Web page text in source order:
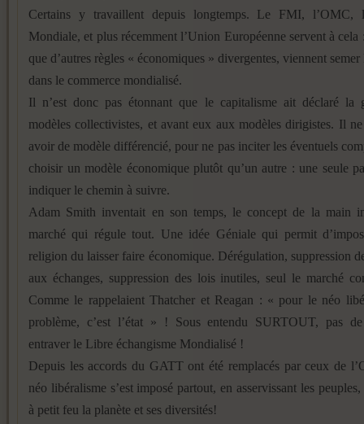
Certains y travaillent depuis longtemps. Le FMI, l’OMC,
Mondiale, et plus récemment l’Union Européenne servent à cela
que d’autres règles « économiques » divergentes, viennent
dans le commerce mondialisé.
Il n’est donc pas étonnant que le capitalisme ait déclaré la
modèles collectivistes, et avant eux aux modèles dirigistes. Il
avoir de modèle différencié, pour ne pas inciter les éventuels
choisir un modèle économique plutôt qu’un autre : une seule
indiquer le chemin à suivre.
Adam Smith inventait en son temps, le concept de la main
marché qui régule tout. Une idée Géniale qui permit
religion du laisser faire économique. Dérégulation, suppression
aux échanges, suppression des lois inutiles, seul le marché
Comme le rappelaient Thatcher et Reagan : « pour le néo
problème, c’est l’état » ! Sous entendu SURTOUT, pas
entraver le Libre échangisme Mondialisé !
Depuis les accords du GATT ont été remplacés par ceux de
néo libéralisme s’est imposé partout, en asservissant les
à petit feu la planète et ses diversités!